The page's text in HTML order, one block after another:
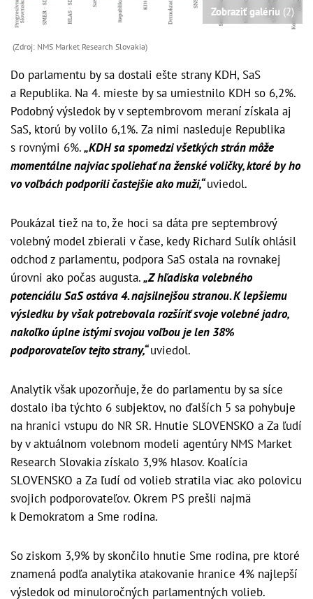
Zobraziť galériu (2)
(Zdroj: NMS Market Research Slovakia)
Do parlamentu by sa dostali ešte strany KDH, SaS
a Republika. Na 4. mieste by sa umiestnilo KDH so 6,2%.
Podobný výsledok by v septembrovom meraní získala aj
SaS, ktorú by volilo 6,1%. Za nimi nasleduje Republika
s rovnými 6%.„KDH sa spomedzi všetkých strán môže
momentálne najviac spoliehať na ženské voličky, ktoré by ho
vo voľbách podporili častejšie ako muži,“uviedol.
Poukázal tiež na to, že hoci sa dáta pre septembrový
volebný model zbierali v čase, kedy Richard Sulík ohlásil
odchod z parlamentu, podpora SaS ostala na rovnakej
úrovni ako počas augusta.„Z hľadiska volebného
potenciálu SaS ostáva 4. najsilnejšou stranou. K lepšiemu
výsledku by však potrebovala rozšíriť svoje volebné jadro,
nakoľko úplne istými svojou voľbou je len 38%
podporovateľov tejto strany,“uviedol.
Analytik však upozorňuje, že do parlamentu by sa síce
dostalo iba týchto 6 subjektov, no ďalších 5 sa pohybuje
na hranici vstupu do NR SR. Hnutie SLOVENSKO a Za ľudí
by v aktuálnom volebnom modeli agentúry NMS Market
Research Slovakia získalo 3,9% hlasov. Koalícia
SLOVENSKO a Za ľudí od volieb stratila viac ako polovicu
svojich podporovateľov. Okrem PS prešli najmä
k Demokratom a Sme rodina.
So ziskom 3,9% by skončilo hnutie Sme rodina, pre ktoré
znamená podľa analytika atakovanie hranice 4% najlepší
výsledok od minuloročných parlamentných volieb.